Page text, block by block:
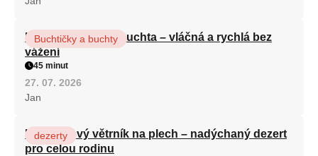
Hrnková maková buchta – vláčná a rychlá bez
vážení
Buchtičky a buchty
45 minut
27. 07. 2026
Jan
Karamelový větrník na plech – nadýchaný dezert
pro celou rodinu
dezerty